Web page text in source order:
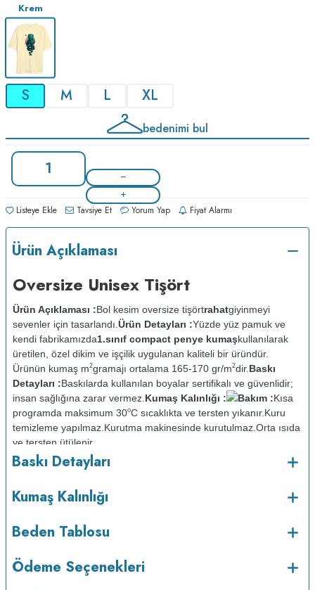
Krem
S M L XL
bedenimi bul
Listeye Ekle Tavsiye Et Yorum Yap Fiyat Alarmı
Ürün Açıklaması
Oversize Unisex Tişört
Ürün Açıklaması :Bol kesim oversize tişörtrahatgiyinmeyi
sevenler için tasarlandı. Ürün Detayları :Yüzde yüz pamuk ve
kendi fabrikamızda1.sınıf compact penye kumaşkullanılarak
üretilen, özel dikim ve işçilik uygulanan kaliteli bir üründür.
Ürünün kumaş m2gramajı ortalama 165-170 gr/m2dir. Baskı
Detayları :Baskılarda kullanılan boyalar sertifikalı ve güvenlidir;
insan sağlığına zarar vermez. Kumaş Kalınlığı : Bakım :Kısa
programda maksimum 30oC sıcaklıkta ve tersten yıkanır. Kuru
temizleme yapılmaz. Kurutma makinesinde kurutulmaz. Orta ısıda
ve tersten ütülenir.
Baskı Detayları
Kumaş Kalınlığı
Beden Tablosu
Ödeme Seçenekleri